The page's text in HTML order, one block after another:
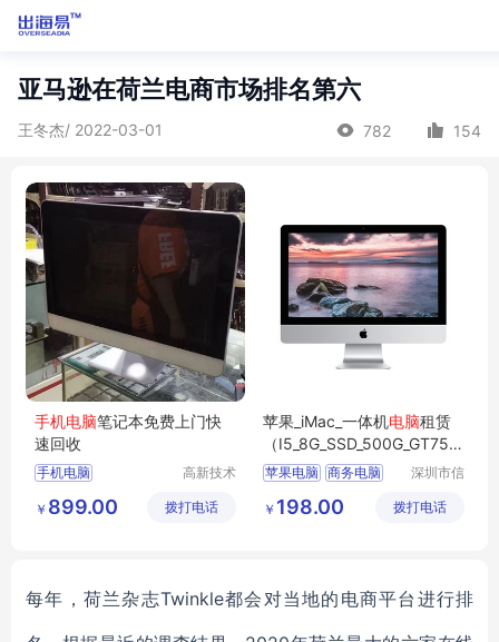
亚马逊在荷兰电商市场排名第六
王冬杰/ 2022-03-01 782 154
手机电脑笔记本免费上门快
速回收
手机电脑
高新技术
区良驹电
￥ 899.00 拨打电话
苹果_iMac_一体机电脑租赁
（I5_8G_SSD_500G_GT750_
1G_21.5寸）
苹果电脑 商务电脑
企业电脑
深圳市信
技术有限
￥ 198.00 拨打电话
每年，荷兰杂志Twinkle都会对当地的电商平台进行排